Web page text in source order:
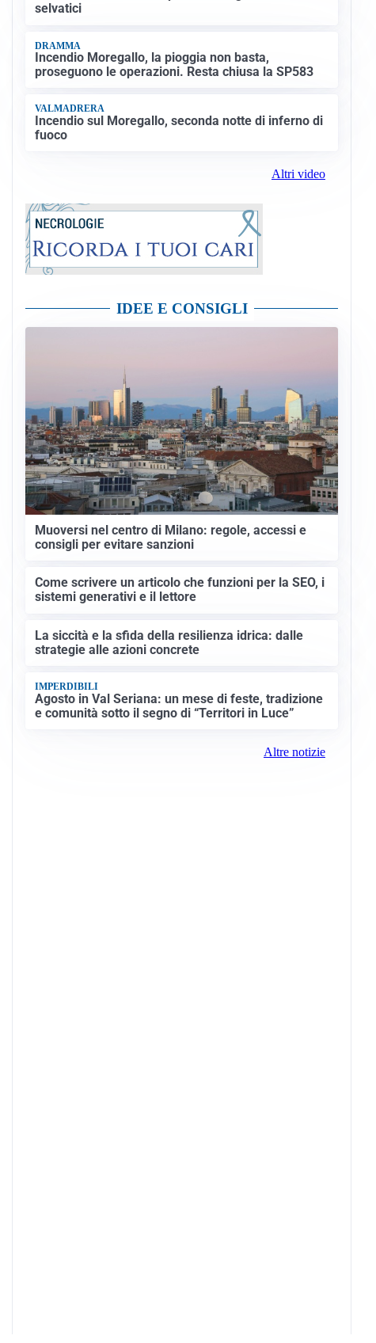
selvatici
DRAMMA
Incendio Moregallo, la pioggia non basta,
proseguono le operazioni. Resta chiusa la SP583
VALMADRERA
Incendio sul Moregallo, seconda notte di inferno di
fuoco
Altri video
IDEE E CONSIGLI
Muoversi nel centro di Milano: regole, accessi e
consigli per evitare sanzioni
Come scrivere un articolo che funzioni per la SEO, i
sistemi generativi e il lettore
La siccità e la sfida della resilienza idrica: dalle
strategie alle azioni concrete
IMPERDIBILI
Agosto in Val Seriana: un mese di feste, tradizione
e comunità sotto il segno di “Territori in Luce”
Altre notizie